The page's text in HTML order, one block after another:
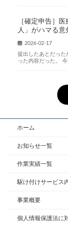
［確定申告］
人」がハマる意
2026-02-17
提出したあとだった
った内容だった。
ホーム
お知らせ一覧
作業実績一覧
駆け付けサービス
事業概要
個人情報保護法に